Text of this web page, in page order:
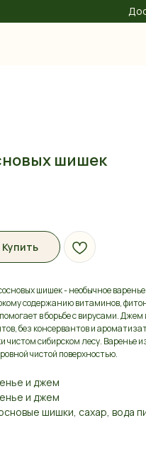
шишек
Купить
шишек - необычное
содержанию витаминов,
в борьбе с вирусами. Джем
без консервантов и
чистом сибирском лесу. Варенье
чистой поверхностью.
и джем
и джем
шишки, сахар, вода